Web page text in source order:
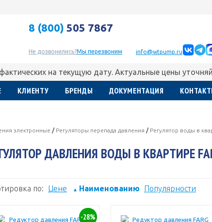
8 (800) 505 7867
Не дозвонились?Мы перезвоним info@wtpump.ru
на текущую дату. Актуальные цены
КЛИЕНТУ БРЕНДЫ ДОКУМЕНТАЦИЯ
электронные / Регуляторы перепада давления / Регулятор воды в
ДАВЛЕНИЯ ВОДЫ В КВАРТИРЕ
по: Цене ▲ Наименованию Популярности
-28%